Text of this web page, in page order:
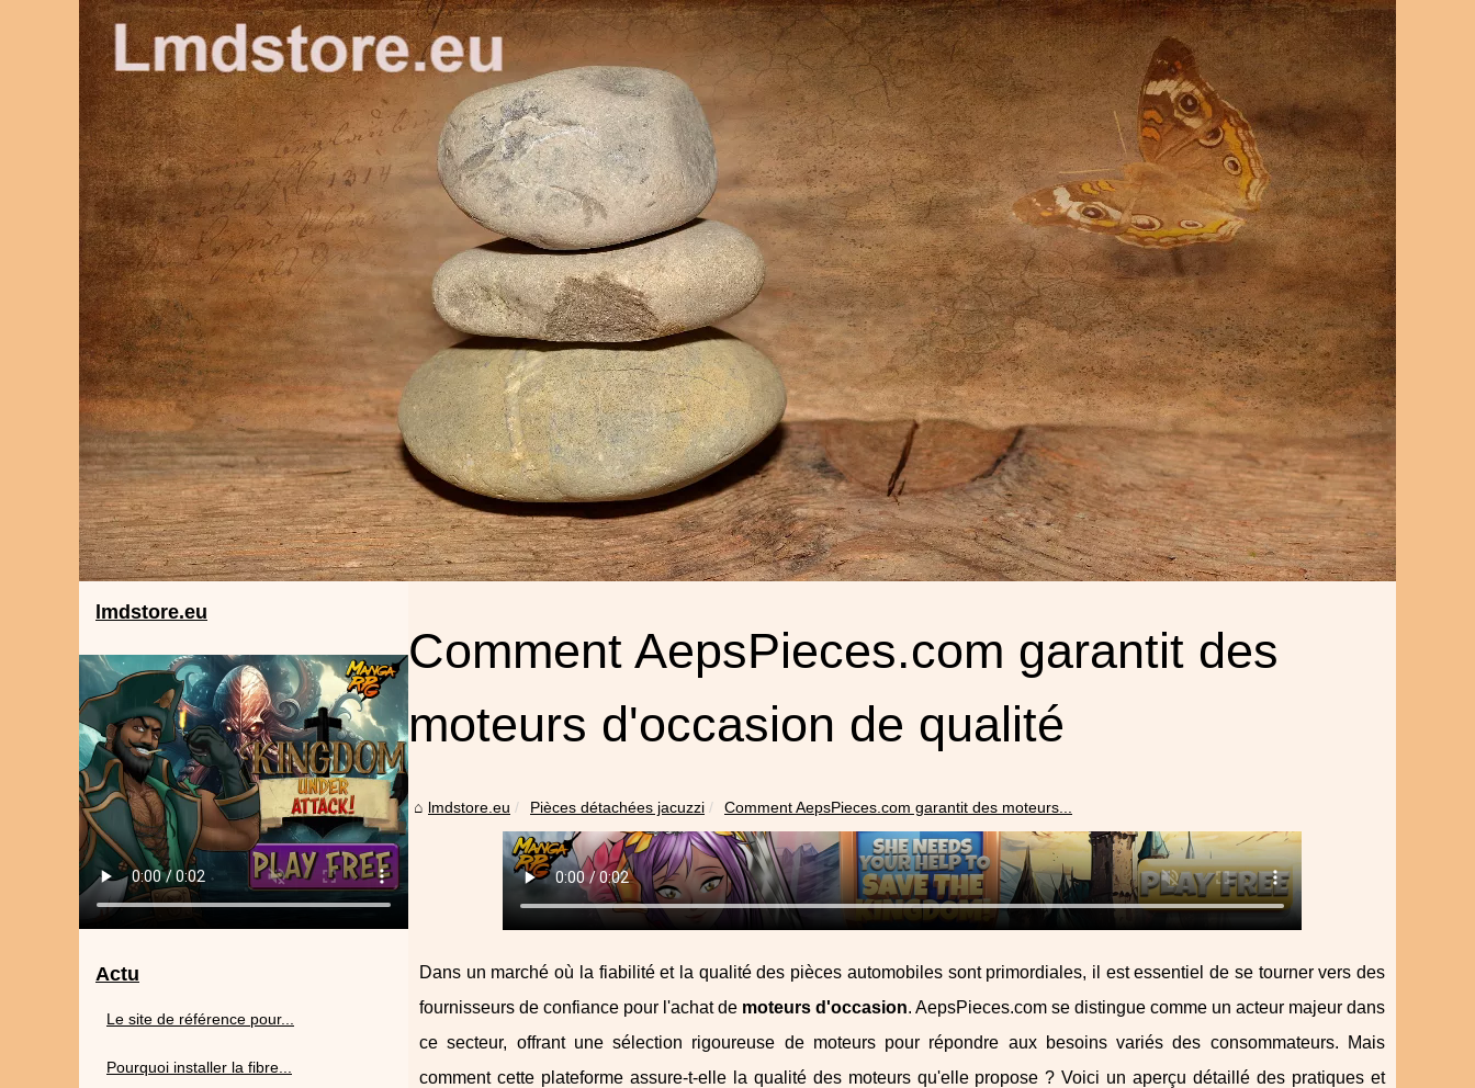
Comment AepsPieces.com garantit des
moteurs d'occasion de qualité
lmdstore.eu Pièces détachées jacuzzi Comment AepsPieces.com garantit des moteurs...
Dans un marché où la fiabilité et la qualité des pièces automobiles sont primordiales, il est essentiel de se tourner vers des
fournisseurs de confiance pour l'achat de moteurs d'occasion. AepsPieces.com se distingue comme un acteur majeur dans
ce secteur, offrant une sélection rigoureuse de moteurs pour répondre aux besoins variés des consommateurs. Mais
comment cette plateforme assure-t-elle la qualité des moteurs qu'elle propose ? Voici un aperçu détaillé des pratiques et
lmdstore.eu
Actu
Le site de référence pour...
Pourquoi installer la fibre...